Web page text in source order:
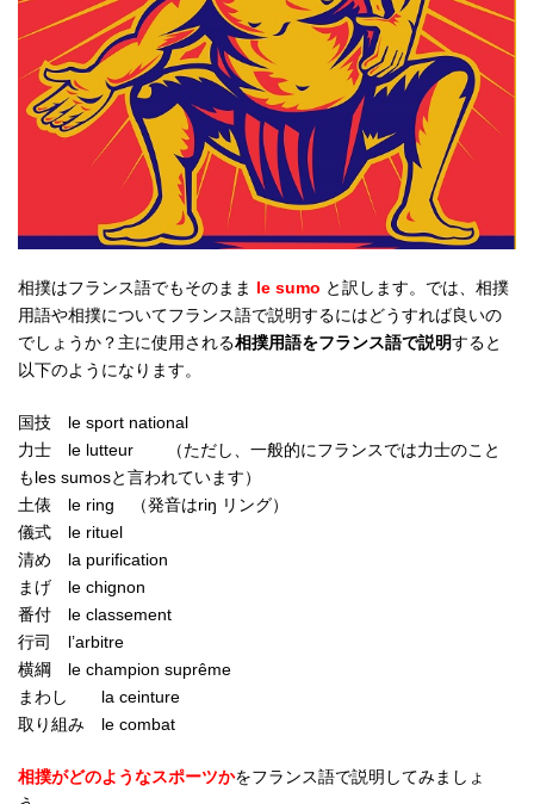
相撲はフランス語でもそのまま le sumo と訳します。では、相撲
用語や相撲についてフランス語で説明するにはどうすれば良いの
でしょうか？主に使用される相撲用語をフランス語で説明すると
以下のようになります。
国技 le sport national
力士 le lutteur （ただし、一般的にフランスでは力士のこと
もles sumosと言われています）
土俵 le ring （発音はriŋ リング）
儀式 le rituel
清め la purification
まげ le chignon
番付 le classement
行司 l’arbitre
横綱 le champion suprême
まわし la ceinture
取り組み le combat
相撲がどのようなスポーツかをフランス語で説明してみましょ